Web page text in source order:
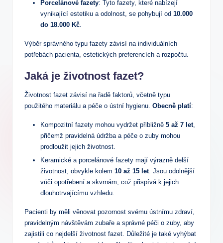
Porcelánové fazety: Tyto fazety, které nabízejí
vynikající estetiku a odolnost, se pohybují od 10.000
do 18.000 Kč.
Výběr správného typu fazety závisí na individuálních
potřebách pacienta, estetických preferencích a rozpočtu.
Jaká je životnost fazet?
Životnost fazet závisí na řadě faktorů, včetně typu
použitého materiálu a péče o ústní hygienu. Obecně platí:
Kompozitní fazety mohou vydržet přibližně 5 až 7 let,
přičemž pravidelná údržba a péče o zuby mohou
prodloužit jejich životnost.
Keramické a porcelánové fazety mají výrazně delší
životnost, obvykle kolem 10 až 15 let. Jsou odolnější
vůči opotřebení a skvrnám, což přispívá k jejich
dlouhotrvajícímu vzhledu.
Pacienti by měli věnovat pozornost svému ústnímu zdraví,
pravidelným návštěvám zubaře a správné péči o zuby, aby
zajistili co nejdelší životnost fazet. Důležité je také vyhýbat